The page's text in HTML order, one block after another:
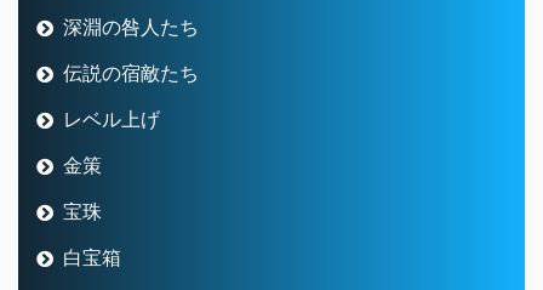
深淵の咎人たち
伝説の宿敵たち
レベル上げ
金策
宝珠
白宝箱